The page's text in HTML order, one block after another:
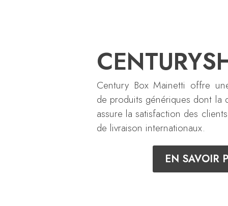
Century Box Mainetti offre
de produits génériques dont la
assure la satisfaction des
de livraison internationaux.
EN SAVOIR